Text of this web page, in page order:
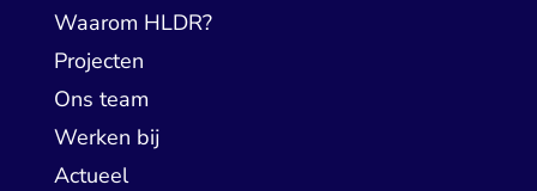
Waarom HLDR?
Projecten
Ons team
Werken bij
Actueel